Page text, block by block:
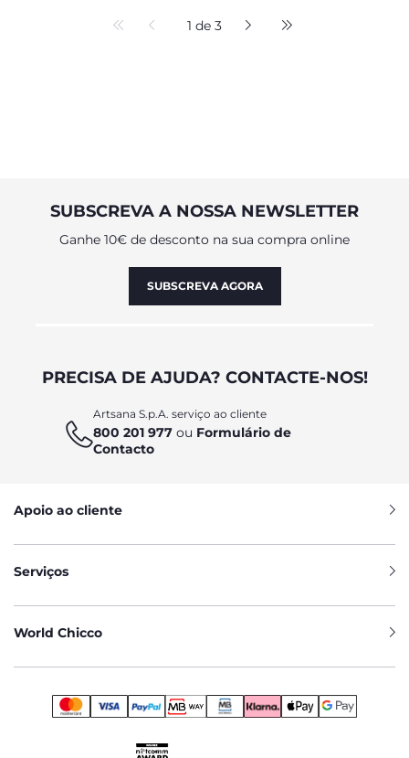
1 de 3
SUBSCREVA A NOSSA NEWSLETTER
Ganhe 10€ de desconto na sua compra online
SUBSCREVA AGORA
PRECISA DE AJUDA? CONTACTE-NOS!
Artsana S.p.A. serviço ao cliente
800 201 977 ou Formulário de
Contacto
Apoio ao cliente
Serviços
World Chicco